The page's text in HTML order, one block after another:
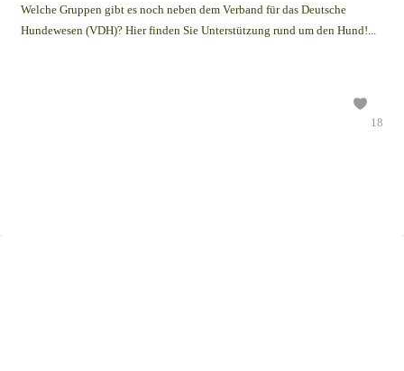
Welche Gruppen gibt es noch neben dem Verband für das Deutsche
Hundewesen (VDH)? Hier finden Sie Unterstützung rund um den Hund!...
18